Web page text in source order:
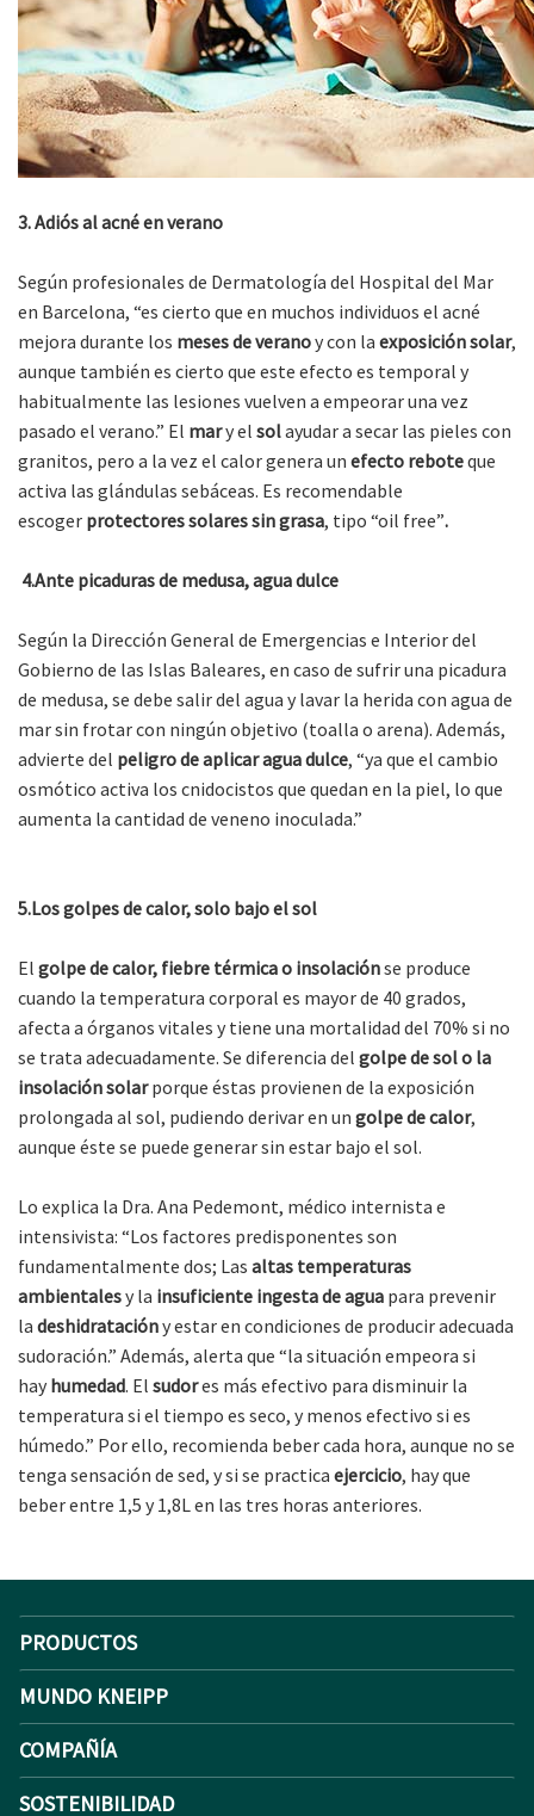
3. Adiós al acné en verano
Según profesionales de Dermatología del Hospital del Mar
en Barcelona, “es cierto que en muchos individuos el acné
mejora durante los meses de veranoy con la exposición solar,
aunque también es cierto que este efecto es temporal y
habitualmente las lesiones vuelven a empeorar una vez
pasado el verano.” El mary el solayudar a secar las pieles con
granitos, pero a la vez el calor genera un efecto reboteque
activa las glándulas sebáceas. Es recomendable
escoger protectores solares sin grasa, tipo “oil free”.
4.Ante picaduras de medusa, agua dulce
Según la Dirección General de Emergencias e Interior del
Gobierno de las Islas Baleares, en caso de sufrir una picadura
de medusa, se debe salir del agua y lavar la herida con agua de
mar sin frotar con ningún objetivo (toalla o arena). Además,
advierte del peligro de aplicar agua dulce, “ya que el cambio
osmótico activa los cnidocistos que quedan en la piel, lo que
aumenta la cantidad de veneno inoculada.”
5.Los golpes de calor, solo bajo el sol
El golpe de calor, fiebre térmica o insolaciónse produce
cuando la temperatura corporal es mayor de 40 grados,
afecta a órganos vitales y tiene una mortalidad del 70% si no
se trata adecuadamente. Se diferencia del golpe de sol o la
insolación solarporque éstas provienen de la exposición
prolongada al sol, pudiendo derivar en un golpe de calor,
aunque éste se puede generar sin estar bajo el sol.
Lo explica la Dra. Ana Pedemont, médico internista e
intensivista: “Los factores predisponentes son
fundamentalmente dos; Las altas temperaturas
ambientalesy la insuficiente ingesta de agua para prevenir
la deshidratacióny estar en condiciones de producir adecuada
sudoración.” Además, alerta que “la situación empeora si
hay humedad. El sudores más efectivo para disminuir la
temperatura si el tiempo es seco, y menos efectivo si es
húmedo.” Por ello, recomienda beber cada hora, aunque no se
tenga sensación de sed, y si se practica ejercicio, hay que
beber entre 1,5 y 1,8L en las tres horas anteriores.
PRODUCTOS
MUNDO KNEIPP
COMPAÑÍA
SOSTENIBILIDAD